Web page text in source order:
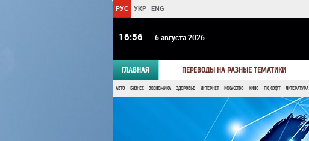
РУС УКР ENG
16 56 6 августа 2026
ГЛАВНАЯ ПЕРЕВОДЫ НА РАЗНЫЕ ТЕМАТИКИ
АВТО БИЗНЕС ЭКОНОМИКА ЗДОРОВЬЕ ИНТЕРНЕТ ИСКУССТВО КИНО ПК, СОФТ ЛИТЕРАТУРА